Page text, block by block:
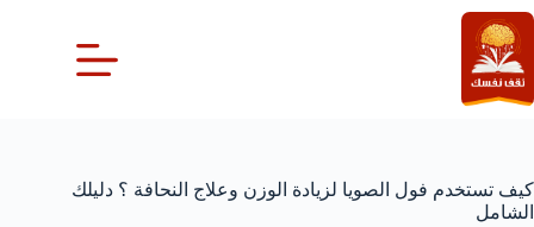
التجاوز
إلى
المحتوى
كيف تستخدم فول الصويا لزيادة الوزن وعلاج النحافة ؟ دليلك
الشامل